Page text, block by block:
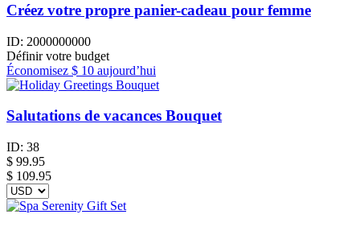
Créez votre propre panier-cadeau pour femme
ID: 2000000000
Définir votre budget
Économisez $ 10 aujourd’hui
Salutations de vacances Bouquet
ID: 38
$ 99.95
$ 109.95